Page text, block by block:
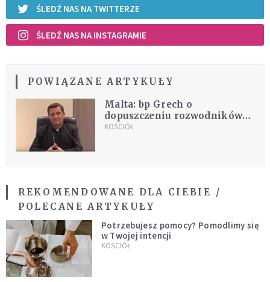
ŚLEDŹ NAS NA TWITTERZE
ŚLEDŹ NAS NA INSTAGRAMIE
POWIĄZANE ARTYKUŁY
Malta: bp Grech o
dopuszczeniu rozwodników
do Komunii
KOŚCIÓŁ
REKOMENDOWANE DLA CIEBIE /
POLECANE ARTYKUŁY
Potrzebujesz pomocy? Pomodlimy się
w Twojej intencji
KOŚCIÓŁ